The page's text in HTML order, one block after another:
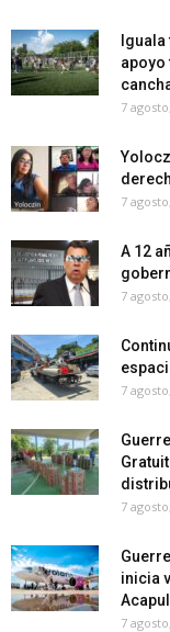
apoyo
7
7
A 12
7
7
7
inicia
7